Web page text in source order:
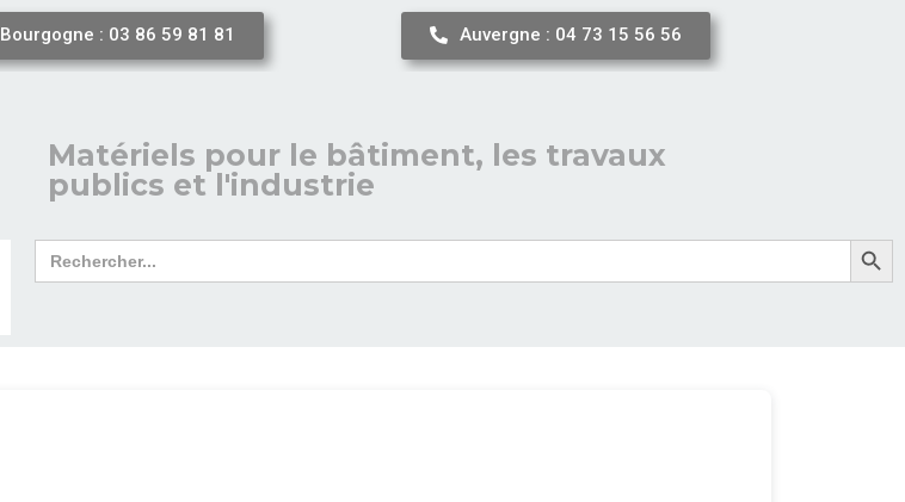
Bourgogne : 03 86 59 81 81 Auvergne : 04 73 15 56 56
Matériels pour le bâtiment, les travaux
publics et l'industrie
Search
for:
Search